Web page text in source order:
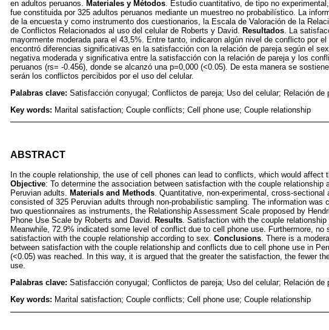
en adultos peruanos. Materiales y Métodos. Estudio cuantitativo, de tipo no
fue constituida por 325 adultos peruanos mediante un muestreo no probabilístico. La
de la encuesta y como instrumento dos cuestionarios, la Escala de Valoración de la
de Conflictos Relacionados al uso del celular de Roberts y David. Resultados. La
mayormente moderada para el 43,5%. Entre tanto, indicaron algún nivel de conflicto por
encontró diferencias significativas en la satisfacción con la relación de pareja según el
negativa moderada y significativa entre la satisfacción con la relación de pareja y los
peruanos (rs= -0.456), donde se alcanzó una p=0,000 (<0.05). De esta manera se
serán los conflictos percibidos por el uso del celular.
Palabras clave: Satisfacción conyugal; Conflictos de pareja; Uso del celular; Relación de
Key words: Marital satisfaction; Couple conflicts; Cell phone use; Couple relationship
ABSTRACT
In the couple relationship, the use of cell phones can lead to conflicts, which would affect
Objective: To determine the association between satisfaction with the couple relationship
Peruvian adults. Materials and Methods. Quantitative, non-experimental, cross-sectional
consisted of 325 Peruvian adults through non-probabilistic sampling. The information was
two questionnaires as instruments, the Relationship Assessment Scale proposed by
Phone Use Scale by Roberts and David. Results. Satisfaction with the couple
Meanwhile, 72.9% indicated some level of conflict due to cell phone use. Furthermore, no
satisfaction with the couple relationship according to sex. Conclusions. There is a
between satisfaction with the couple relationship and conflicts due to cell phone use in
(<0.05) was reached. In this way, it is argued that the greater the satisfaction, the fewer
use.
Palabras clave: Satisfacción conyugal; Conflictos de pareja; Uso del celular; Relación de
Key words: Marital satisfaction; Couple conflicts; Cell phone use; Couple relationship